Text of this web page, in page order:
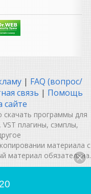
| FAQ (вопрос/
связь | Помощь
сайте
программы для
плагины, сэмплы,
материала с
материал обязательна.
Group®